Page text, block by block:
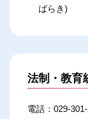
ばらき)
法制・教育
029-